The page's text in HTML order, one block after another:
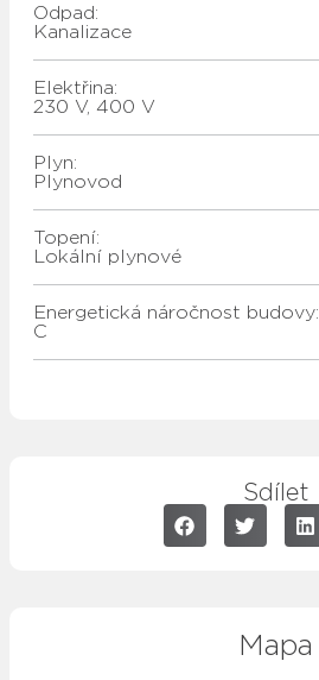
Odpad:
kanalizace
Elektřina:
230 V, 400 V
Plyn:
plynovod
Topení:
lokální plynové
Energetická náročnost budovy:
C
Sdílet
Mapa